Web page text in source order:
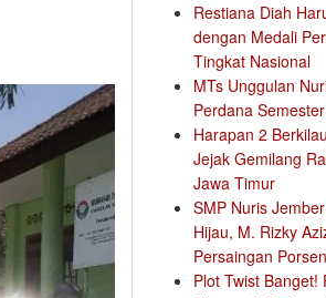
Restiana Diah
dengan Medali
Tingkat Nasional
MTs Unggulan
Perdana
Harapan 2
Jejak Gemilang
Jawa Timur
SMP Nuris
Hijau, M. Rizky
Persaingan
Plot Twist